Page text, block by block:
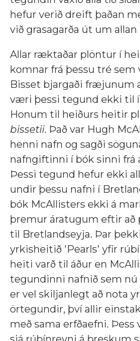
hefur verið dreift þaðan
við grasagarða út um
Allar ræktaðar plöntur í
komnar frá þessu tré sem
Bisset bjargaði fræjunum
væri þessi tegund ekki til
Honum til heiðurs heitir
bissetii. Það var Hugh
henni nafn og sagði
nafngiftinni í bók sinni frá
Þessi tegund hefur ekki
undir þessu nafni í
bók McAllisters ekki á
þremur áratugum eftir að
til Bretlandseyja. Þar
yrkisheitið 'Pearls' yfir
heiti varð til áður en
tegundinni nafnið sem nú
er vel skiljanlegt að nota
örtegundir, því allir
með sama erfðaefni. Þess